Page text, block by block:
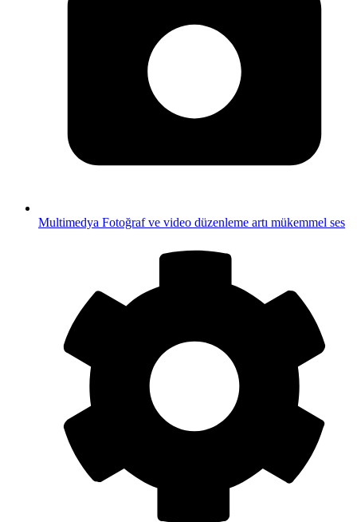
Multimedya Fotoğraf ve video düzenleme artı mükemmel ses